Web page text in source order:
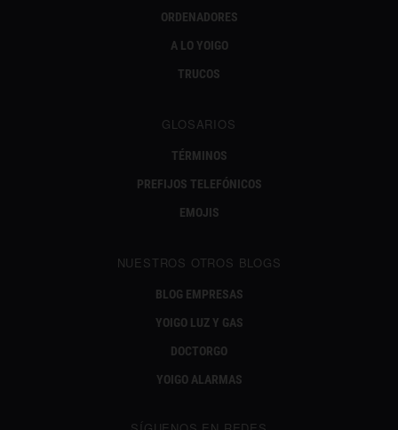
ORDENADORES
A LO YOIGO
TRUCOS
GLOSARIOS
TÉRMINOS
PREFIJOS TELEFÓNICOS
EMOJIS
NUESTROS OTROS BLOGS
BLOG EMPRESAS
YOIGO LUZ Y GAS
DOCTORGO
YOIGO ALARMAS